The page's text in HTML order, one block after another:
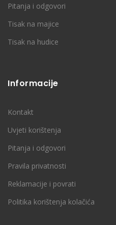
Pitanja i odgovori
Tisak na majice
Tisak na hudice
Informacije
Kontakt
Uvjeti korištenja
Pitanja i odgovori
Pravila privatnosti
Reklamacije i povrati
Politika korištenja kolačića